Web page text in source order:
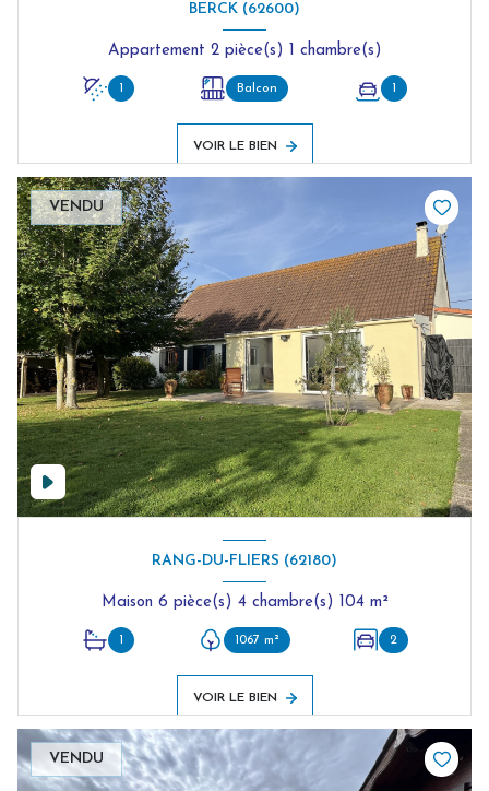
BERCK (62600)
Appartement 2 pièce(s) 1 chambre(s)
1 Balcon 1
VOIR LE BIEN
VENDU
RANG-DU-FLIERS (62180)
Maison 6 pièce(s) 4 chambre(s) 104 m²
1 1067 m² 2
VOIR LE BIEN
VENDU